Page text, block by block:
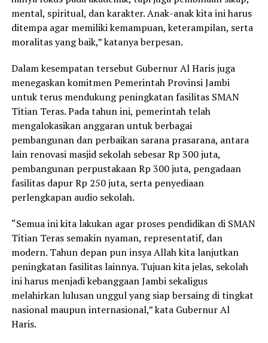
mental, spiritual, dan karakter. Anak-anak kita ini harus
ditempa agar memiliki kemampuan, keterampilan, serta
moralitas yang baik,” katanya berpesan.
Dalam kesempatan tersebut Gubernur Al Haris juga
menegaskan komitmen Pemerintah Provinsi Jambi
untuk terus mendukung peningkatan fasilitas SMAN
Titian Teras. Pada tahun ini, pemerintah telah
mengalokasikan anggaran untuk berbagai
pembangunan dan perbaikan sarana prasarana, antara
lain renovasi masjid sekolah sebesar Rp 300 juta,
pembangunan perpustakaan Rp 300 juta, pengadaan
fasilitas dapur Rp 250 juta, serta penyediaan
perlengkapan audio sekolah.
“Semua ini kita lakukan agar proses pendidikan di SMAN
Titian Teras semakin nyaman, representatif, dan
modern. Tahun depan pun insya Allah kita lanjutkan
peningkatan fasilitas lainnya. Tujuan kita jelas, sekolah
ini harus menjadi kebanggaan Jambi sekaligus
melahirkan lulusan unggul yang siap bersaing di tingkat
nasional maupun internasional,” kata Gubernur Al
Haris.